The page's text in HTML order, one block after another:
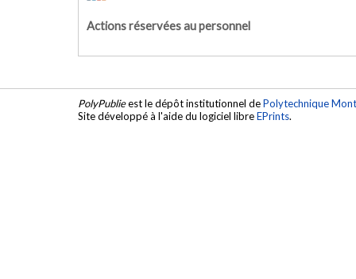
Actions réservées au personnel
PolyPublieest le dépôt institutionnel dePolytechnique
Site développé à l'aide du logiciel libreEPrints.